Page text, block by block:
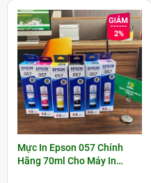
2%
Mực In Epson 057 Chính
Hãng 70ml Cho Máy In